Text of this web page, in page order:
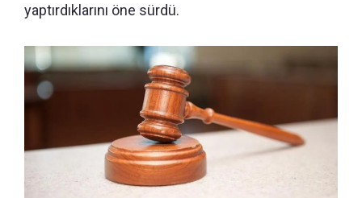
yaptırdıklarını öne sürdü.